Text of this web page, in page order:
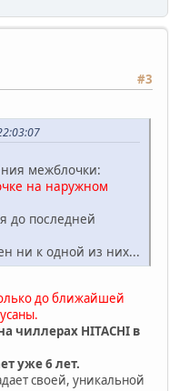
#3
межблочки:
на наружном
до последней
ни к одной из них...
до ближайшей
чиллерах HITACHI в
уже 6 лет.
своей, уникальной